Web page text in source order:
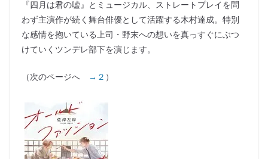
『四月は君の嘘』とミュージカル、ストレートプレイを問
わず主演作が続く舞台俳優として活躍する木村達成。特別
な感情を抱いている上司・野末への想いを真っすぐにぶつ
けていくツンデレ部下を演じます。
（次のページへ →２ ）